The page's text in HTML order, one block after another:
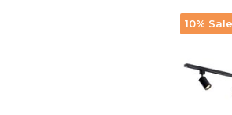
10% Sale